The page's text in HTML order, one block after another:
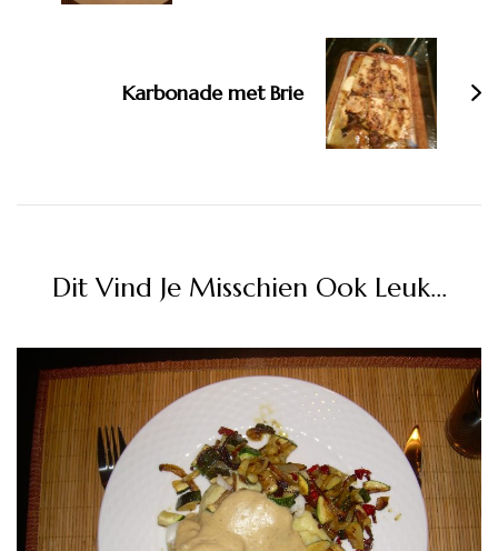
Karbonade met Brie
Dit Vind Je Misschien Ook Leuk...